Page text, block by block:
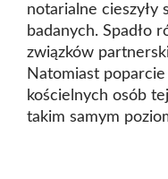
notarialne cieszyły
badanych. Spadło
związków
Natomiast
kościelnych osób
takim samym